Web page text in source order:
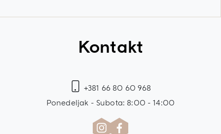
Kontakt
+381 66 80 60 968
Ponedeljak - Subota: 8:00 - 14:00